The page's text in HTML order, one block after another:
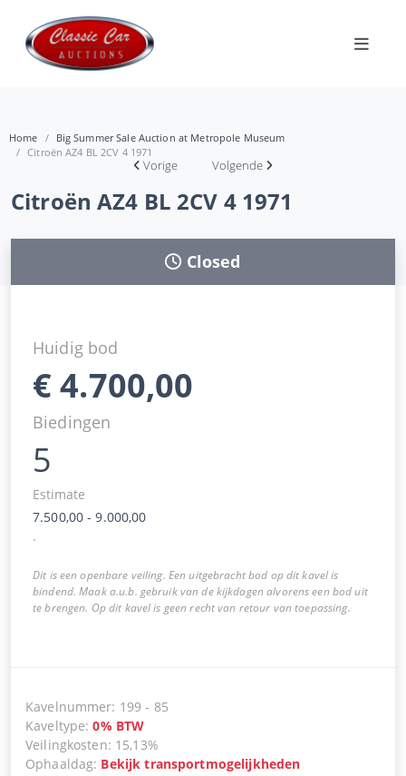
Home
Big Summer Sale Auction at Metropole Museum
Citroën AZ4 BL 2CV 4 1971
Vorige Volgende
Citroën AZ4 BL 2CV 4 1971
Closed
Huidig bod
€4.700,00
Biedingen
5
Estimate
7.500,00 -9.000,00
.
Dit is een openbare veiling. Een uitgebracht bod op dit kavel is
bindend. Maak a.u.b. gebruik van de kijkdagen alvorens een bod uit
te brengen. Op dit kavel is geen recht van retour van toepassing.
Kavelnummer: 199 - 85
Kaveltype:0% BTW
Veilingkosten: 15,13%
Ophaaldag: Bekijk transportmogelijkheden